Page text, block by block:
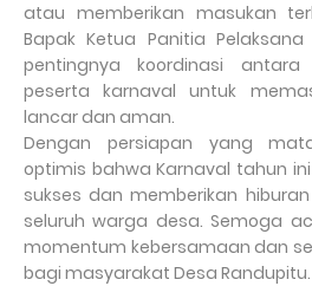
atau memberikan masukan
Bapak Ketua Panitia
pentingnya koordinasi
peserta karnaval untuk
lancar dan aman.
Dengan persiapan yang
optimis bahwa Karnaval tahun
sukses dan memberikan
seluruh warga desa. Semoga
momentum kebersamaan dan
bagi masyarakat Desa Randupitu.